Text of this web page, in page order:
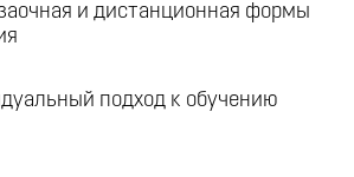
и дистанционная формы
подход к обучению